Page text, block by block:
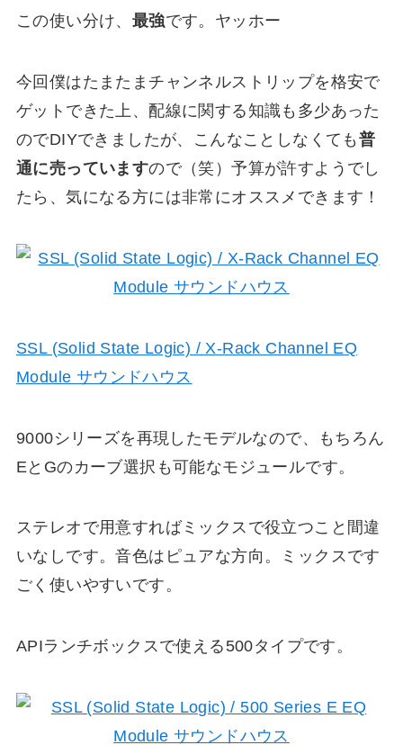
この使い分け、 最強です。ヤッホー
今回僕はたまたまチャンネルストリップを格安で
ゲットできた上、配線に関する知識も多少あった
のでDIYできましたが、こんなことしなくても 普
通に売っていますので（笑）予算が許すようでし
たら、気になる方には非常にオススメできます！
SSL (Solid State Logic) / X-Rack Channel EQ
Module サウンドハウス
9000シリーズを再現したモデルなので、もちろん
EとGのカーブ選択も可能なモジュールです。
ステレオで用意すればミックスで役立つこと間違
いなしです。音色はピュアな方向。ミックスです
ごく使いやすいです。
APIランチボックスで使える500タイプです。